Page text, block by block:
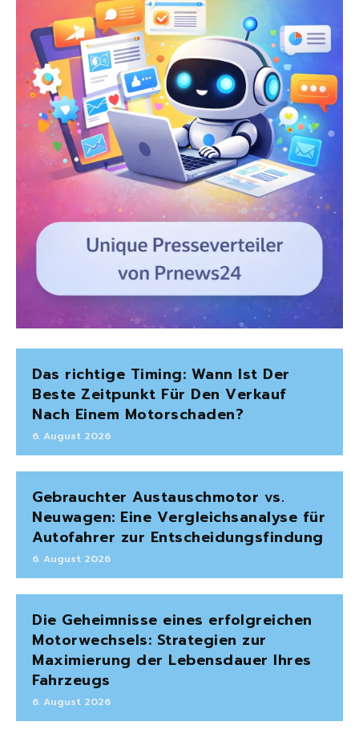
Das richtige Timing: Wann Ist Der
Beste Zeitpunkt Für Den Verkauf
Nach Einem Motorschaden?
6. August 2026
Gebrauchter Austauschmotor vs.
Neuwagen: Eine Vergleichsanalyse für
Autofahrer zur Entscheidungsfindung
6. August 2026
Die Geheimnisse eines erfolgreichen
Motorwechsels: Strategien zur
Maximierung der Lebensdauer Ihres
Fahrzeugs
6. August 2026